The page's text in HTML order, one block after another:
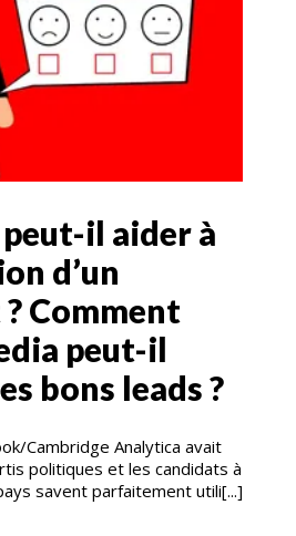
il aider à
d’un
Comment
peut-il
bons leads ?
Cambridge Analytica avait
politiques et les candidats à
savent parfaitement utili[...]